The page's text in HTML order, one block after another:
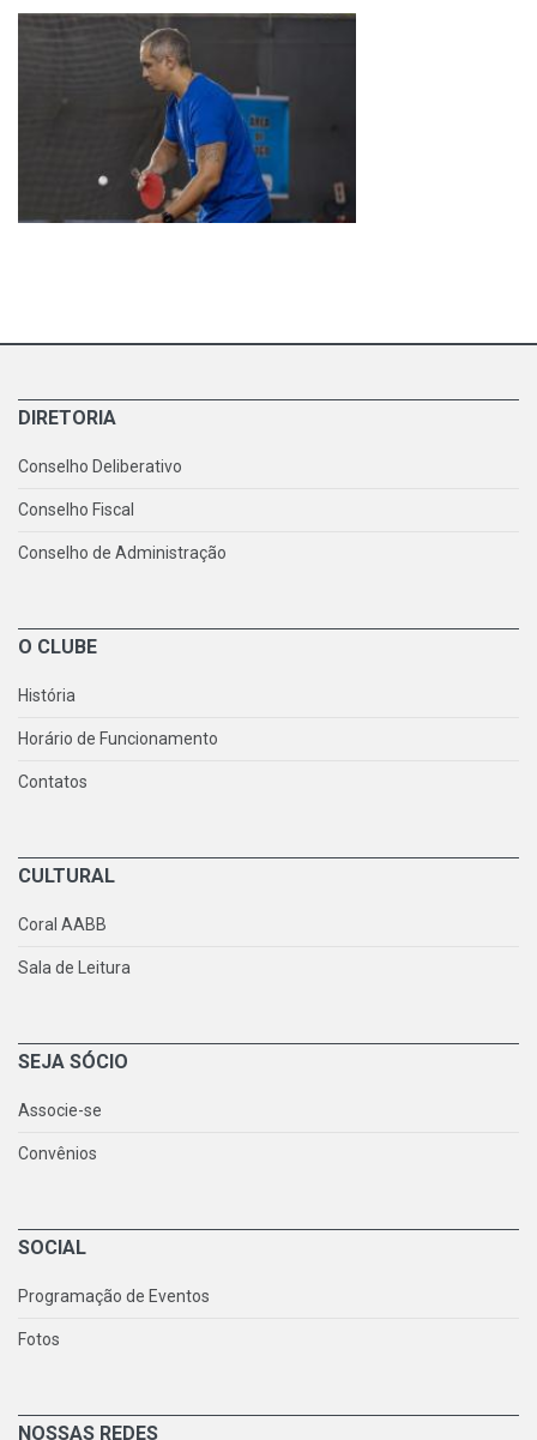
DIRETORIA
Conselho Deliberativo
Conselho Fiscal
Conselho de Administração
O CLUBE
História
Horário de Funcionamento
Contatos
CULTURAL
Coral AABB
Sala de Leitura
SEJA SÓCIO
Associe-se
Convênios
SOCIAL
Programação de Eventos
Fotos
NOSSAS REDES